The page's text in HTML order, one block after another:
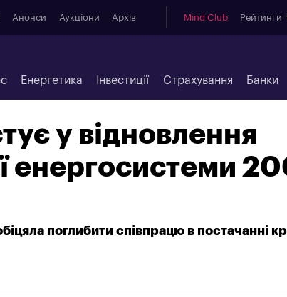
Анонси Аукціони Архів Mind Club Рейтинги
Енергетика Інвестиції Страхування Банки
у відновлення
енергосистеми
поглибити співпрацю в постачанні